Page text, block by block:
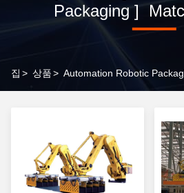
Packaging ]
집 > 상품> Automation Robotic